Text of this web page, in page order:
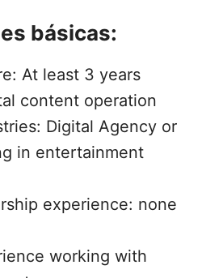
básicas:
At least 3 years
content operation
Digital Agency or
in entertainment
experience: none
working with